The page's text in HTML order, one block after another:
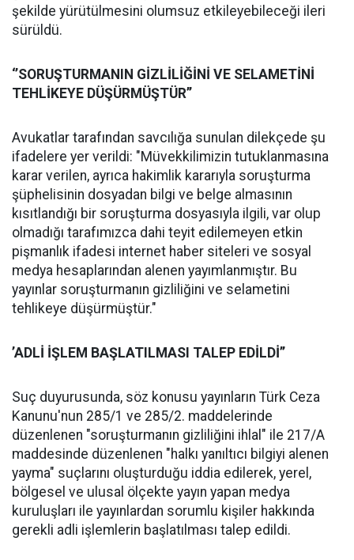
şekilde yürütülmesini olumsuz etkileyebileceği ileri
sürüldü.
‘’SORUŞTURMANIN GİZLİLİĞİNİ VE SELAMETİNİ
TEHLİKEYE DÜŞÜRMÜŞTÜR’’
Avukatlar tarafından savcılığa sunulan dilekçede şu
ifadelere yer verildi: "Müvekkilimizin tutuklanmasına
karar verilen, ayrıca hakimlik kararıyla soruşturma
şüphelisinin dosyadan bilgi ve belge almasının
kısıtlandığı bir soruşturma dosyasıyla ilgili, var olup
olmadığı tarafımızca dahi teyit edilemeyen etkin
pişmanlık ifadesi internet haber siteleri ve sosyal
medya hesaplarından alenen yayımlanmıştır. Bu
yayınlar soruşturmanın gizliliğini ve selametini
tehlikeye düşürmüştür."
’ADLİ İŞLEM BAŞLATILMASI TALEP EDİLDİ’’
Suç duyurusunda, söz konusu yayınların Türk Ceza
Kanunu'nun 285/1 ve 285/2. maddelerinde
düzenlenen "soruşturmanın gizliliğini ihlal" ile 217/A
maddesinde düzenlenen "halkı yanıltıcı bilgiyi alenen
yayma" suçlarını oluşturduğu iddia edilerek, yerel,
bölgesel ve ulusal ölçekte yayın yapan medya
kuruluşları ile yayınlardan sorumlu kişiler hakkında
gerekli adli işlemlerin başlatılması talep edildi.